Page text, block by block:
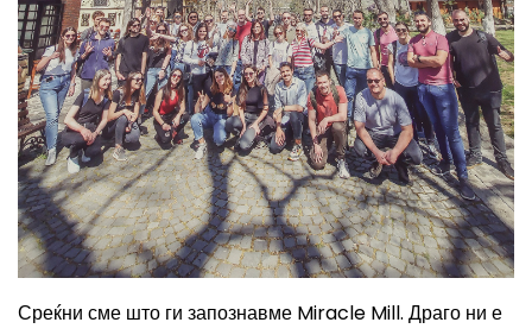
Среќни сме што ги запознавме Miracle Mill. Драго ни е